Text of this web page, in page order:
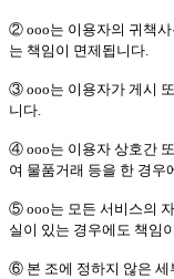
② ooo는 이용자의 귀책사
는 책임이 면제됩니다.
③ ooo는 이용자가 게시
니다.
④ ooo는 이용자 상호간
여 물품거래 등을 한 경우
⑤ ooo는 모든 서비스의
실이 있는 경우에도 책임
⑥ 본 조에 정하지 않은 세